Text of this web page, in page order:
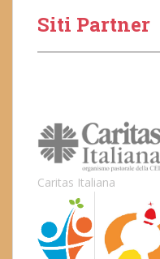
Siti Partner
Caritas Italiana